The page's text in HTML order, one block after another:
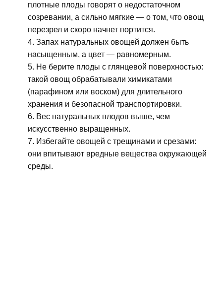
плотные плоды говорят о недостаточном
созревании, а сильно мягкие — о том, что овощ
перезрел и скоро начнет портится.
Запах натуральных овощей должен быть
насыщенным, а цвет — равномерным.
Не берите плоды с глянцевой поверхностью:
такой овощ обрабатывали химикатами
(парафином или воском) для длительного
хранения и безопасной транспортировки.
Вес натуральных плодов выше, чем
искусственно выращенных.
Избегайте овощей с трещинами и срезами:
они впитывают вредные вещества окружающей
среды.